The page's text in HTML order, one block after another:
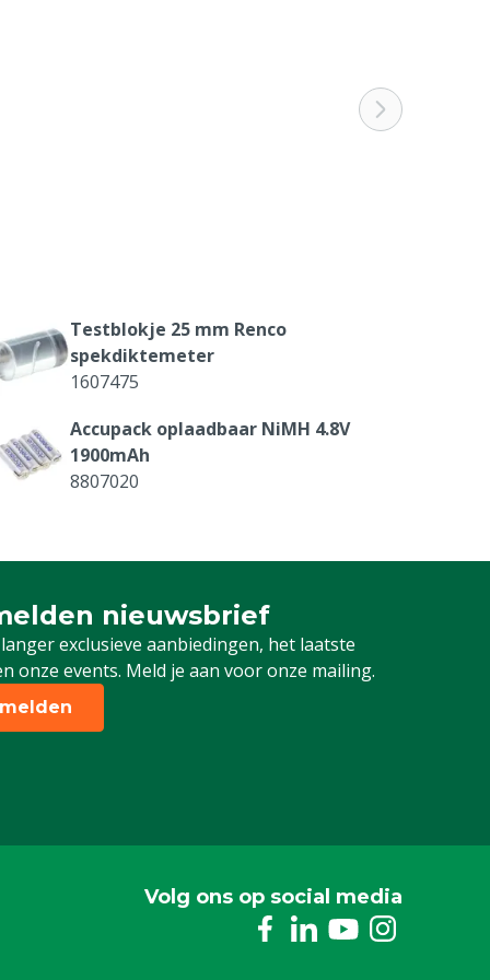
Testblokje 25 mm Renco
spekdiktemeter
1607475
Accupack oplaadbaar NiMH 4.8V
1900mAh
8807020
nieuwsbrief
exclusieve aanbiedingen, het laatste
onze events. Meld je aan voor onze mailing.
in voor onze nieuwsbrief
Volg ons op social media